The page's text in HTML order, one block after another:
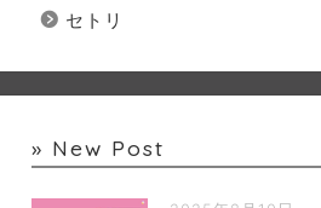
セトリ
» New Post